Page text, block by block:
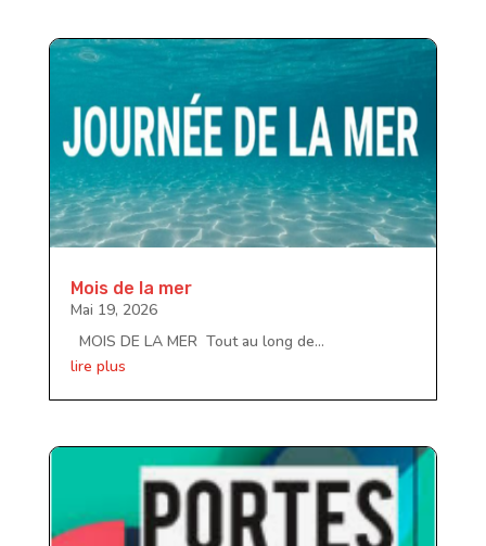
Mois de la mer
Mai 19, 2026
MOIS DE LA MER Tout au long de...
lire plus